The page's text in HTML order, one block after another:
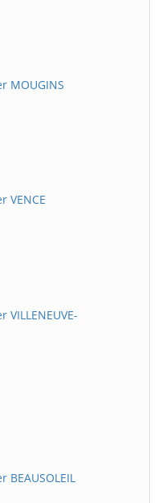
MOUGINS
VENCE